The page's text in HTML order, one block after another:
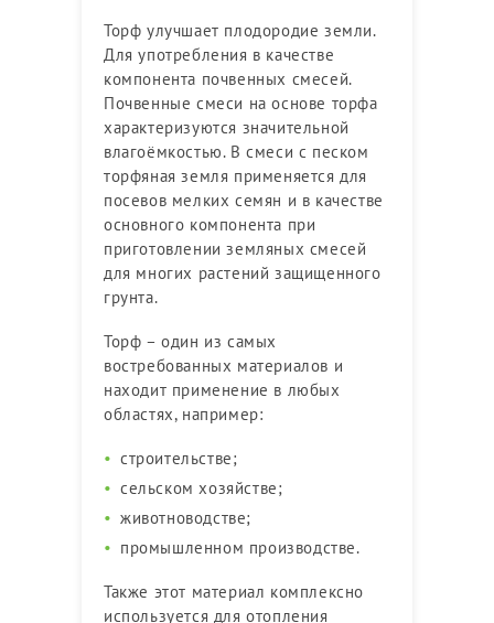
Торф улучшает плодородие земли.
Для употребления в качестве
компонента почвенных смесей.
Почвенные смеси на основе торфа
характеризуются значительной
влагоёмкостью. В смеси с песком
торфяная земля применяется для
посевов мелких семян и в качестве
основного компонента при
приготовлении земляных смесей
для многих растений защищенного
грунта.
Торф – один из самых
востребованных материалов и
находит применение в любых
областях, например:
строительстве;
сельском хозяйстве;
животноводстве;
промышленном производстве.
Также этот материал комплексно
используется для отопления